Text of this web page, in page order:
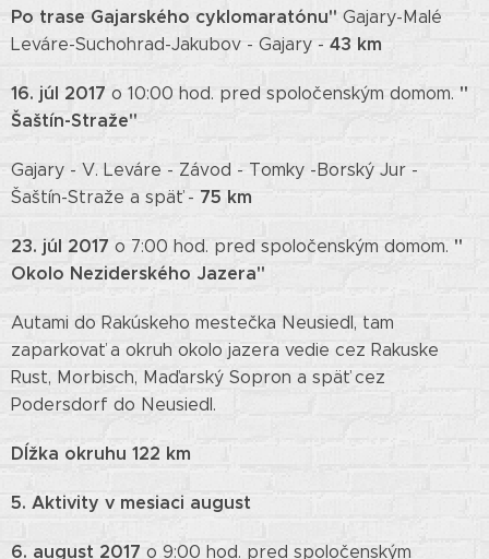
Po trase Gajarského cyklomaratónu" Gajary-Malé
Leváre-Suchohrad-Jakubov - Gajary - 43 km
16. júl 2017 o 10:00 hod. pred spoločenským domom. "
Šaštín-Straže"
Gajary - V. Leváre - Závod - Tomky -Borský Jur -
Šaštín-Straže a späť - 75 km
23. júl 2017 o 7:00 hod. pred spoločenským domom. "
Okolo Neziderského Jazera"
Autami do Rakúskeho mestečka Neusiedl, tam
zaparkovať a okruh okolo jazera vedie cez Rakuske
Rust, Morbisch, Maďarský Sopron a späť cez
Podersdorf do Neusiedl.
Dĺžka okruhu 122 km
5. Aktivity v mesiaci august
6. august 2017 o 9:00 hod. pred spoločenským